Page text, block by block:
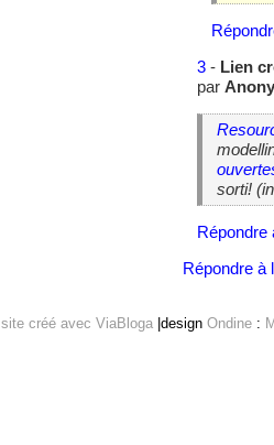
3- Lien
par
sorti!
Répondre
Répondre à
site créé avec ViaBloga|design Ondine: